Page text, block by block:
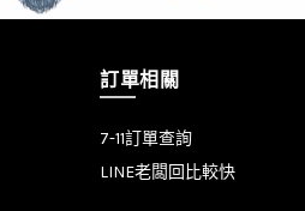
訂單相關
7-11訂單查詢
LINE老闆回比較快